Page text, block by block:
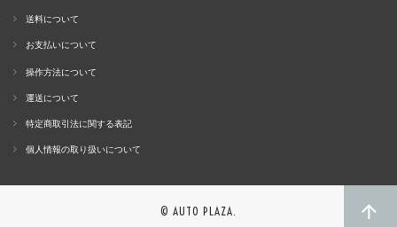
送料について
お支払いについて
操作方法について
運送について
特定商取引法に関する表記
個人情報の取り扱いについて
© AUTO PLAZA.